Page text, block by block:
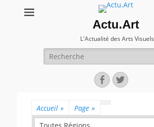
Actu.Art
L'Actualité des Arts Visuels
Recherche
pour:
Facebook
Twitter
Accueil » Page »